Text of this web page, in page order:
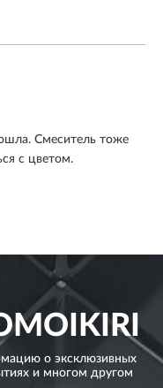
Смеситель тоже
с цветом.
о эксклюзивных
и многом другом